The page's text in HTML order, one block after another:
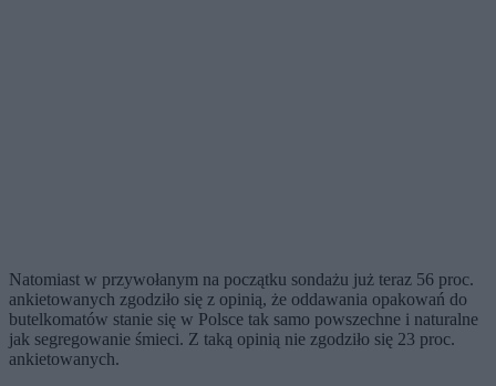
Natomiast w przywołanym na początku sondażu już teraz 56 proc.
ankietowanych zgodziło się z opinią, że oddawania opakowań do
butelkomatów stanie się w Polsce tak samo powszechne i naturalne
jak segregowanie śmieci. Z taką opinią nie zgodziło się 23 proc.
ankietowanych.